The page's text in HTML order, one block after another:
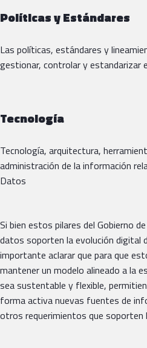
Políticas y Estándares
Las políticas, estándares y
gestionar, controlar y estandarizar
Tecnología
Tecnología, arquitectura,
administración de la información
Datos
Si bien estos pilares del Gobierno
datos soporten la evolución digital
importante aclarar que para que
mantener un modelo alineado a la
sea sustentable y flexible,
forma activa nuevas fuentes de
otros requerimientos que soporten